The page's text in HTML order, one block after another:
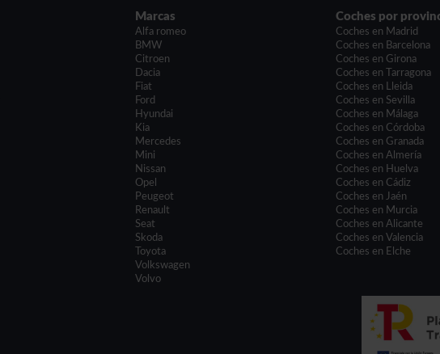
Marcas
Alfa romeo
BMW
Citroen
Dacia
Fiat
Ford
Hyundai
Kia
Mercedes
Mini
Nissan
Opel
Peugeot
Renault
Seat
Skoda
Toyota
Volkswagen
Volvo
Coches por
Coches en Madrid
Coches en Barcelona
Coches en Girona
Coches en Tarragona
Coches en Lleida
Coches en Sevilla
Coches en Málaga
Coches en Córdoba
Coches en Granada
Coches en Almería
Coches en Huelva
Coches en Cádiz
Coches en Jaén
Coches en Murcia
Coches en Alicante
Coches en Valencia
Coches en Elche